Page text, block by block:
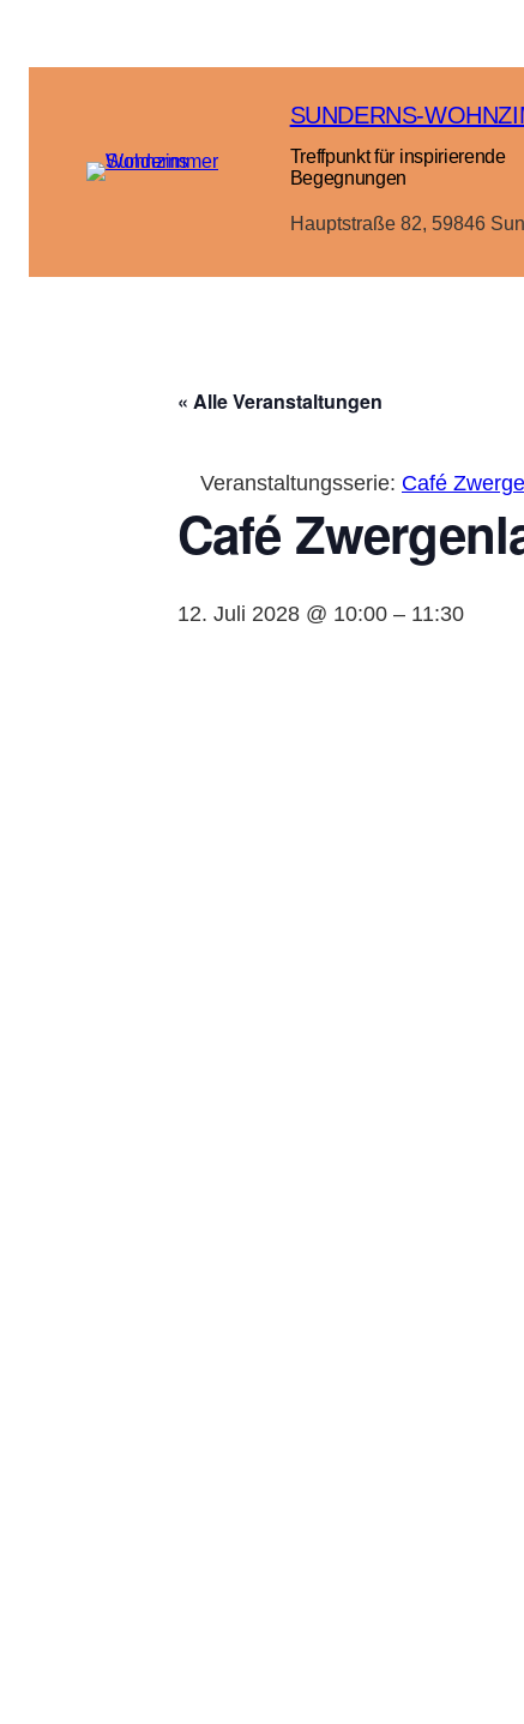
SUNDERNS-
Treffpunkt für inspirierende
Begegnungen
Hauptstraße 82, 59846
« Alle Veranstaltungen
Veranstaltungsserie: Café
Café
12. Juli 2028 @ 10:00 – 11:30